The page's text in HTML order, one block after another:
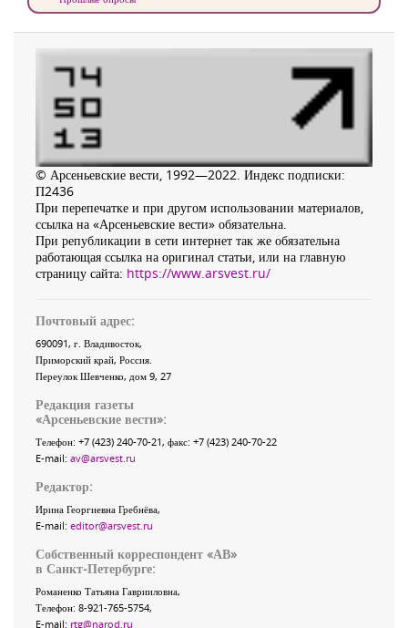
© Арсеньевские вести, 1992—2022. Индекс подписки:
П2436
При перепечатке и при другом использовании материалов,
ссылка на «Арсеньевские вести» обязательна.
При републикации в сети интернет так же обязательна
работающая ссылка на оригинал статьи, или на главную
страницу сайта: https://www.arsvest.ru/
Почтовый адрес:
690091, г. Владивосток,
Приморский край, Россия
Переулок Шевченко, дом 9, 27
Редакция газеты
«Арсеньевские вести»:
Телефон: +7 (423) 240-70-21, факс: +7 (423) 240-70-22
E-mail: av@arsvest.ru
Редактор:
Ирина Георгиевна Гребнёва,
E-mail: editor@arsvest.ru
Собственный корреспондент «АВ»
в Санкт-Петербурге:
Романенко Татьяна Гаврииловна,
Телефон: 8-921-765-5754,
E-mail: rtg@narod.ru